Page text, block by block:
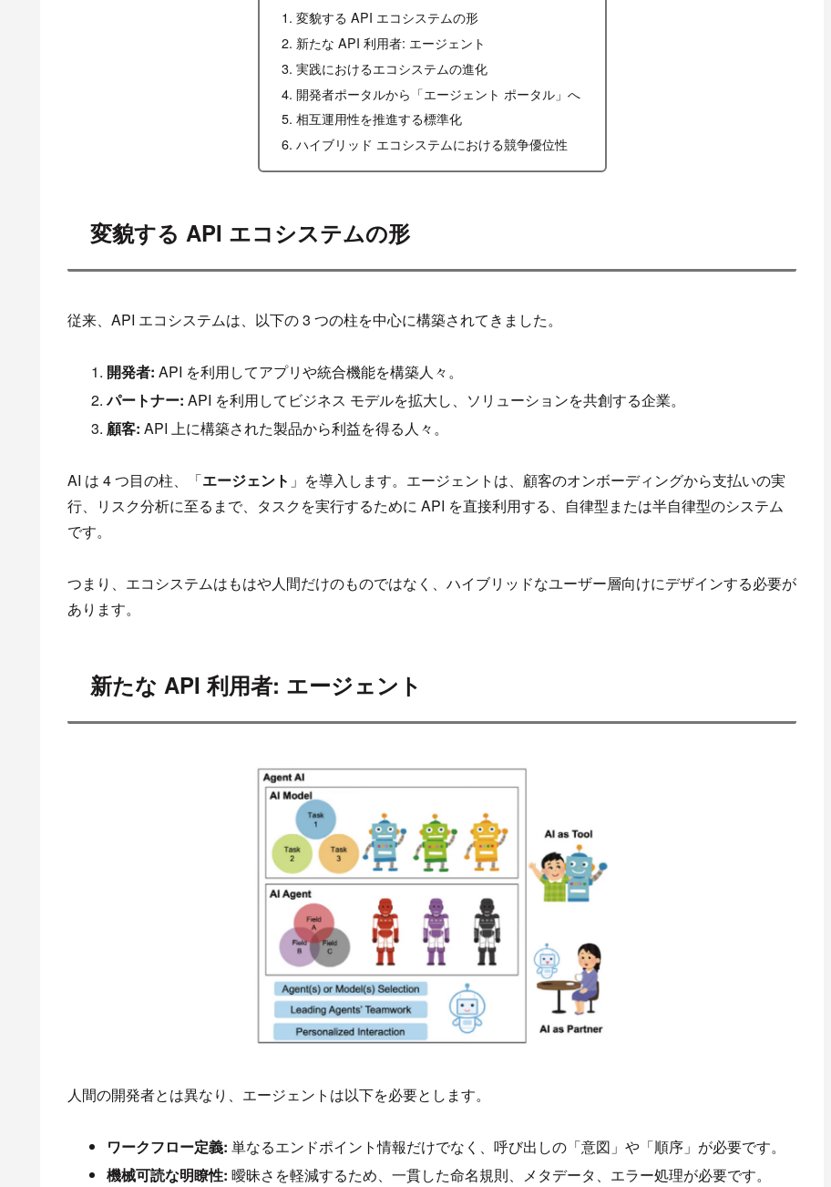
変貌する API エコシステムの形
新たな API 利用者: エージェント
実践におけるエコシステムの進化
開発者ポータルから「エージェント ポータル」へ
相互運用性を推進する標準化
ハイブリッド エコシステムにおける競争優位性
変貌する API エコシステムの形
従来、API エコシステムは、以下の 3 つの柱を中心に構築されてきました。
開発者: API を利用してアプリや統合機能を構築人々。
パートナー: API を利用してビジネス モデルを拡大し、ソリューションを共創する企業。
顧客: API 上に構築された製品から利益を得る人々。
AI は 4 つ目の柱、「エージェント 」を導入します。エージェントは、顧客のオンボーディングから支払いの実
行、リスク分析に至るまで、タスクを実行するために API を直接利用する、自律型または半自律型のシステム
です。
つまり、エコシステムはもはや人間だけのものではなく、ハイブリッドなユーザー層向けにデザインする必要が
あります。
新たな API 利用者: エージェント
人間の開発者とは異なり、エージェントは以下を必要とします。
ワークフロー定義: 単なるエンドポイント情報だけでなく、呼び出しの「意図」や「順序」が必要です。
機械可読な明瞭性: 曖昧さを軽減するため、一貫した命名規則、メタデータ、エラー処理が必要です。